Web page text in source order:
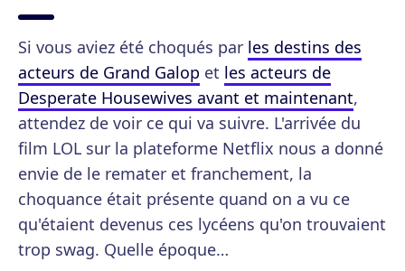
Si vous aviez été choqués par les destins des
acteurs de Grand Galop et les acteurs de
Desperate Housewives avant et maintenant,
attendez de voir ce qui va suivre. L'arrivée du
film LOL sur la plateforme Netflix nous a donné
envie de le remater et franchement, la
choquance était présente quand on a vu ce
qu'étaient devenus ces lycéens qu'on trouvaient
trop swag. Quelle époque…